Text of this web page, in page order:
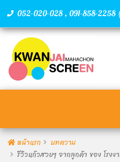
052-020-028 , 091-858-2258
หน้าแรก
บทความ
รีวิวแก้วสวยๆ จากลูกค้า ของ โรง